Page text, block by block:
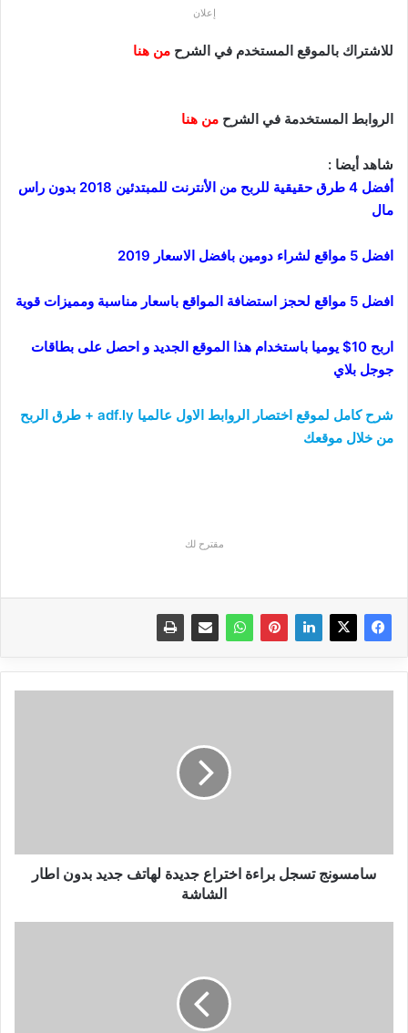
إعلان
للاشتراك بالموقع المستخدم في الشرح من هنا
الروابط المستخدمة في الشرح من هنا
شاهد أيضا :
أفضل 4 طرق حقيقية للربح من الأنترنت للمبتدئين 2018 بدون راس
مال
افضل 5 مواقع لشراء دومين بافضل الاسعار 2019
افضل 5 مواقع لحجز استضافة المواقع باسعار مناسبة ومميزات قوية
اربح 10$ يوميا باستخدام هذا الموقع الجديد و احصل على بطاقات
جوجل بلاي
شرح كامل لموقع اختصار الروابط الاول عالميا adf.ly + طرق الربح
من خلال موقعك
مقترح لك
اطار
الشاشة
سامسونج تسجل براءة اختراع جديدة لهاتف جديد بدون اطار
الشاشة